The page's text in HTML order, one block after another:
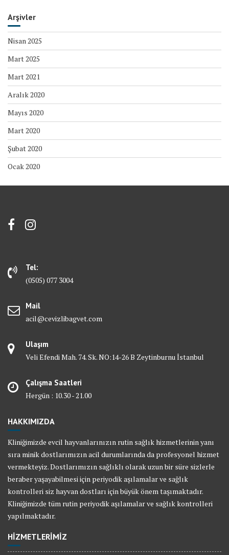
Arşivler
Nisan 2025
Mart 2025
Mart 2021
Aralık 2020
Mayıs 2020
Mart 2020
Şubat 2020
Ocak 2020
Tel:
(0505) 077 3004
Mail
acil@cevizlibagvet.com
Ulaşım
Veli Efendi Mah. 74. Sk. NO:14-26 B Zeytinburnu İstanbul
Çalışma Saatleri
Hergün : 10.30 - 21.00
HAKKIMIZDA
Kliniğimizde evcil hayvanlarınızın rutin sağlık hizmetlerinin yanı
sıra minik dostlarımızın acil durumlarında da profesyonel hizmet
vermekteyiz. Dostlarımızın sağlıklı olarak uzun bir süre sizlerle
beraber yaşayabilmesi için periyodik aşılamalar ve sağlık
kontrolleri siz hayvan dostları için büyük önem taşımaktadır.
Kliniğimizde tüm rutin periyodik aşılamalar ve sağlık kontrolleri
yapılmaktadır.
HİZMETLERİMİZ